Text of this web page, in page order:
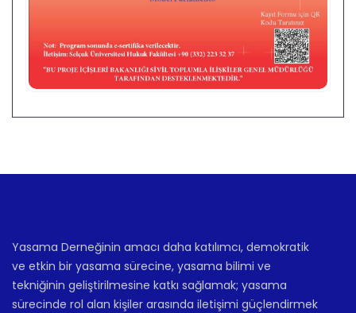
Yasama Derneğinin amacı daha katılımcı, demokratik
ve etkin bir yasama sürecine, yasama bilimi ve
tekniğinin geliştirilmesine katkı sağlamak; yasama
sürecinde rol alan kişiler arasında iletişimi güçlendirmek